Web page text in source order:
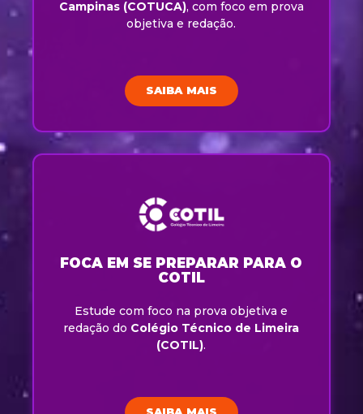
Campinas (COTUCA), com foco em prova
objetiva e redação.
SAIBA MAIS
FOCA EM SE PREPARAR PARA O
COTIL
Estude com foco na prova objetiva e
redação do Colégio Técnico de Limeira
(COTIL).